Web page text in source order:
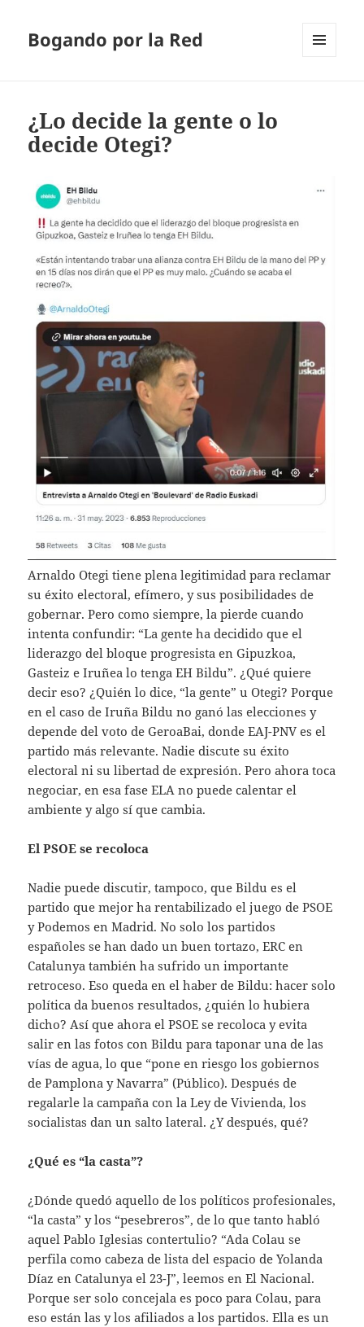
Bogando por la Red
¿Lo decide la gente o lo
decide Otegi?
Arnaldo Otegi tiene plena legitimidad para reclamar
su éxito electoral, efímero, y sus posibilidades de
gobernar. Pero como siempre, la pierde cuando
intenta confundir: “La gente ha decidido que el
liderazgo del bloque progresista en Gipuzkoa,
Gasteiz e Iruñea lo tenga EH Bildu”. ¿Qué quiere
decir eso? ¿Quién lo dice, “la gente” u Otegi? Porque
en el caso de Iruña Bildu no ganó las elecciones y
depende del voto de GeroaBai, donde EAJ-PNV es el
partido más relevante. Nadie discute su éxito
electoral ni su libertad de expresión. Pero ahora toca
negociar, en esa fase ELA no puede calentar el
ambiente y algo sí que cambia.
El PSOE se recoloca
Nadie puede discutir, tampoco, que Bildu es el
partido que mejor ha rentabilizado el juego de PSOE
y Podemos en Madrid. No solo los partidos
españoles se han dado un buen tortazo, ERC en
Catalunya también ha sufrido un importante
retroceso. Eso queda en el haber de Bildu: hacer solo
política da buenos resultados, ¿quién lo hubiera
dicho? Así que ahora el PSOE se recoloca y evita
salir en las fotos con Bildu para taponar una de las
vías de agua, lo que “pone en riesgo los gobiernos
de Pamplona y Navarra” (Público). Después de
regalarle la campaña con la Ley de Vivienda, los
socialistas dan un salto lateral. ¿Y después, qué?
¿Qué es “la casta”?
¿Dónde quedó aquello de los políticos profesionales,
“la casta” y los “pesebreros”, de lo que tanto habló
aquel Pablo Iglesias contertulio? “Ada Colau se
perfila como cabeza de lista del espacio de Yolanda
Díaz en Catalunya el 23-J”, leemos en El Nacional.
Porque ser solo concejala es poco para Colau, para
eso están las y los afiliados a los partidos. Ella es un